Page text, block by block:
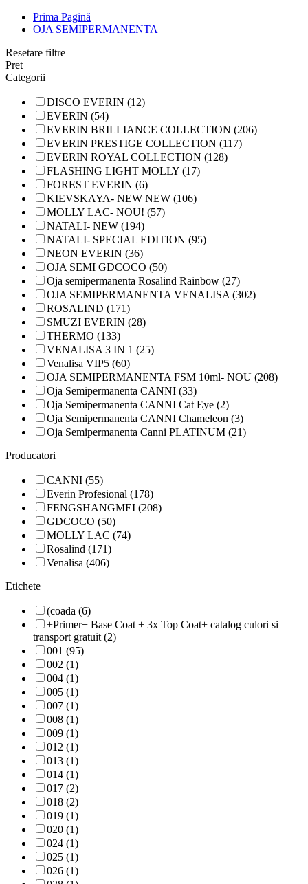
Prima Pagină
OJA SEMIPERMANENTA
Resetare filtre
Pret
Categorii
DISCO EVERIN (12)
EVERIN (54)
EVERIN BRILLIANCE COLLECTION (206)
EVERIN PRESTIGE COLLECTION (117)
EVERIN ROYAL COLLECTION (128)
FLASHING LIGHT MOLLY (17)
FOREST EVERIN (6)
KIEVSKAYA- NEW NEW (106)
MOLLY LAC- NOU! (57)
NATALI- NEW (194)
NATALI- SPECIAL EDITION (95)
NEON EVERIN (36)
OJA SEMI GDCOCO (50)
Oja semipermanenta Rosalind Rainbow (27)
OJA SEMIPERMANENTA VENALISA (302)
ROSALIND (171)
SMUZI EVERIN (28)
THERMO (133)
VENALISA 3 IN 1 (25)
Venalisa VIP5 (60)
OJA SEMIPERMANENTA FSM 10ml- NOU (208)
Oja Semipermanenta CANNI (33)
Oja Semipermanenta CANNI Cat Eye (2)
Oja Semipermanenta CANNI Chameleon (3)
Oja Semipermanenta Canni PLATINUM (21)
Producatori
CANNI (55)
Everin Profesional (178)
FENGSHANGMEI (208)
GDCOCO (50)
MOLLY LAC (74)
Rosalind (171)
Venalisa (406)
Etichete
(coada (6)
+Primer+ Base Coat + 3x Top Coat+ catalog culori si
transport gratuit (2)
001 (95)
002 (1)
004 (1)
005 (1)
007 (1)
008 (1)
009 (1)
012 (1)
013 (1)
014 (1)
017 (2)
018 (2)
019 (1)
020 (1)
024 (1)
025 (1)
026 (1)